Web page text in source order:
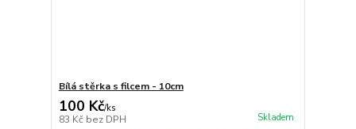
Bílá stěrka s filcem - 10cm
100 Kč/ks
83 Kč bez DPH Skladem